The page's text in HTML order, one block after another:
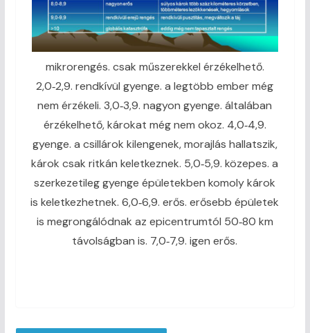
mikrorengés. csak műszerekkel érzékelhető.
2,0‑2,9. rendkívül gyenge. a legtöbb ember még
nem érzékeli. 3,0‑3,9. nagyon gyenge. általában
érzékelhető, károkat még nem okoz. 4,0‑4,9.
gyenge. a csillárok kilengenek, morajlás hallatszik,
károk csak ritkán keletkeznek. 5,0‑5,9. közepes. a
szerkezetileg gyenge épületekben komoly károk
is keletkezhetnek. 6,0‑6,9. erős. erősebb épületek
is megrongálódnak az epicentrumtól 50‑80 km
távolságban is. 7,0‑7,9. igen erős.